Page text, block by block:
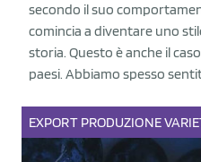
secondo il suo
comincia a diventare uno
storia. Questo è anche il
paesi. Abbiamo spesso
EXPORT PRODUZIONE